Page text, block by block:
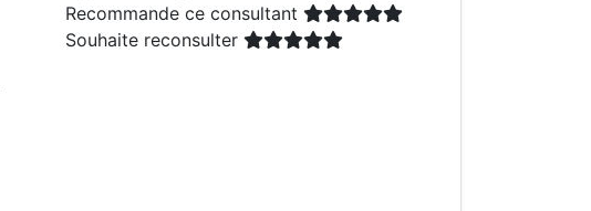
Recommande ce consultant
Souhaite reconsulter